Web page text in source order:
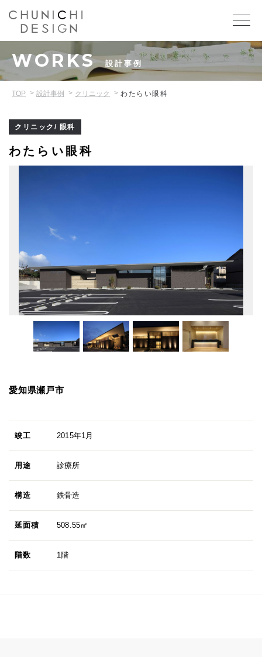
WORKS 設計事例
TOP 設計事例 クリニック わたらい眼科
クリニック/ 眼科
わたらい眼科
愛知県瀬戸市
竣工 2015年1月
用途 診療所
構造 鉄骨造
延面積 508.55㎡
階数 1階